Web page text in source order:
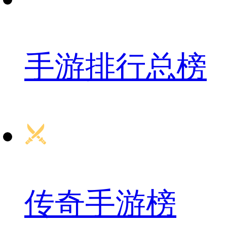
手游排行总榜
传奇手游榜